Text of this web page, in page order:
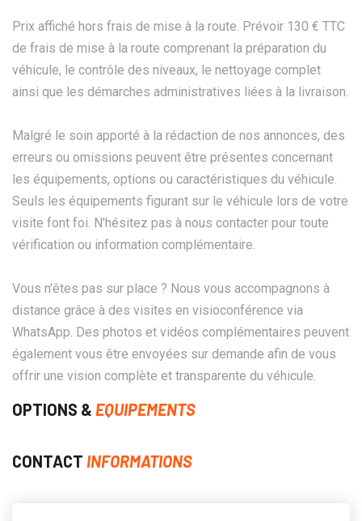
Prix affiché hors frais de mise à la route. Prévoir 130 € TTC
de frais de mise à la route comprenant la préparation du
véhicule, le contrôle des niveaux, le nettoyage complet
ainsi que les démarches administratives liées à la livraison.
Malgré le soin apporté à la rédaction de nos annonces, des
erreurs ou omissions peuvent être présentes concernant
les équipements, options ou caractéristiques du véhicule.
Seuls les équipements figurant sur le véhicule lors de votre
visite font foi. N'hésitez pas à nous contacter pour toute
vérification ou information complémentaire.
Vous n'êtes pas sur place ? Nous vous accompagnons à
distance grâce à des visites en visioconférence via
WhatsApp. Des photos et vidéos complémentaires peuvent
également vous être envoyées sur demande afin de vous
offrir une vision complète et transparente du véhicule.
OPTIONS & EQUIPEMENTS
CONTACT INFORMATIONS